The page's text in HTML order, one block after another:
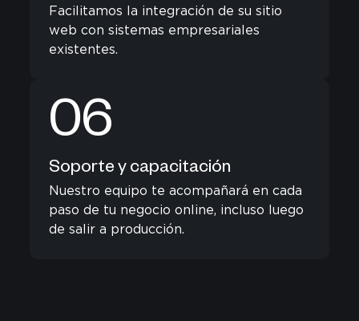
Facilitamos la integración de su sitio
web con sistemas empresariales
existentes.
06
Soporte y capacitación
Nuestro equipo te acompañará en cada
paso de tu negocio online, incluso luego
de salir a producción.